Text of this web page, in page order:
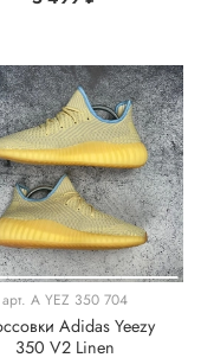
арт. A YEZ 350 704
Adidas Yeezy
350 V2 Linen